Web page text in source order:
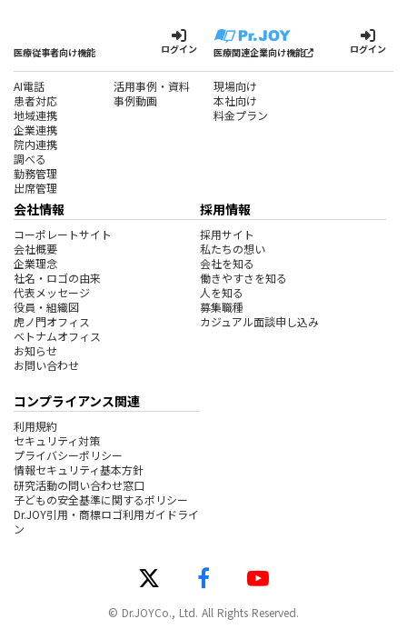
医療従事者向け機能 ログイン
AI電話
患者対応
地域連携
企業連携
院内連携
調べる
勤務管理
出席管理
活用事例・資料
事例動画
医療関連企業向け機能 ログイン
現場向け
本社向け
料金プラン
会社情報
コーポレートサイト
会社概要
企業理念
社名・ロゴの由来
代表メッセージ
役員・組織図
虎ノ門オフィス
ベトナムオフィス
お知らせ
お問い合わせ
採用情報
採用サイト
私たちの想い
会社を知る
働きやすさを知る
人を知る
募集職種
カジュアル面談申し込み
コンプライアンス関連
利用規約
セキュリティ対策
プライバシーポリシー
情報セキュリティ基本方針
研究活動の問い合わせ窓口
子どもの安全基準に関するポリシー
Dr.JOY引用・商標ロゴ利用ガイドライ
ン
© Dr.JOYCo., Ltd. All Rights Reserved.